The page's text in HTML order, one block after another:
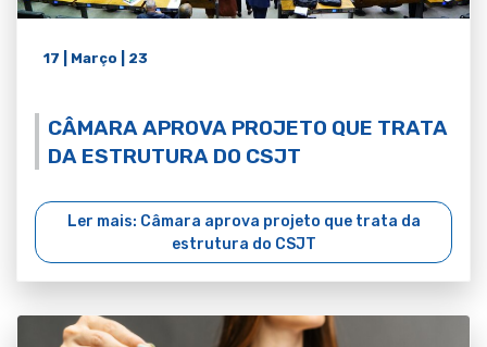
17 | Março | 23
CÂMARA APROVA PROJETO QUE TRATA
DA ESTRUTURA DO CSJT
Ler mais: Câmara aprova projeto que trata da
estrutura do CSJT